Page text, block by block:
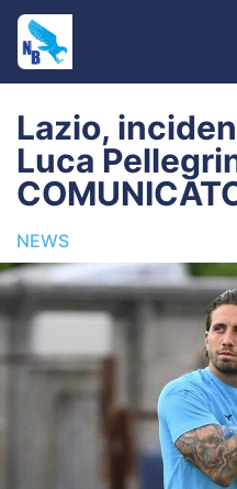
Home
News
Editoriale
Settore Giovanile
Lazio Women
Calciomercato
Lazio,
Luca
NEWS